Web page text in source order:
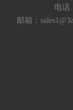
电话
邮箱：